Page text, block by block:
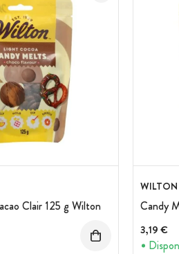
Clair 125 g Wilton
:
WILTON
Candy
3,19 €